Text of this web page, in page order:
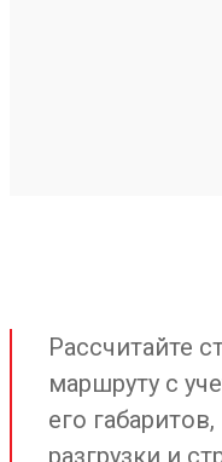
Рассчитайте
маршруту с
его
разгрузки и